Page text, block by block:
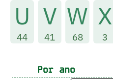
U
44
V
41
W
68
X
3
Por ano